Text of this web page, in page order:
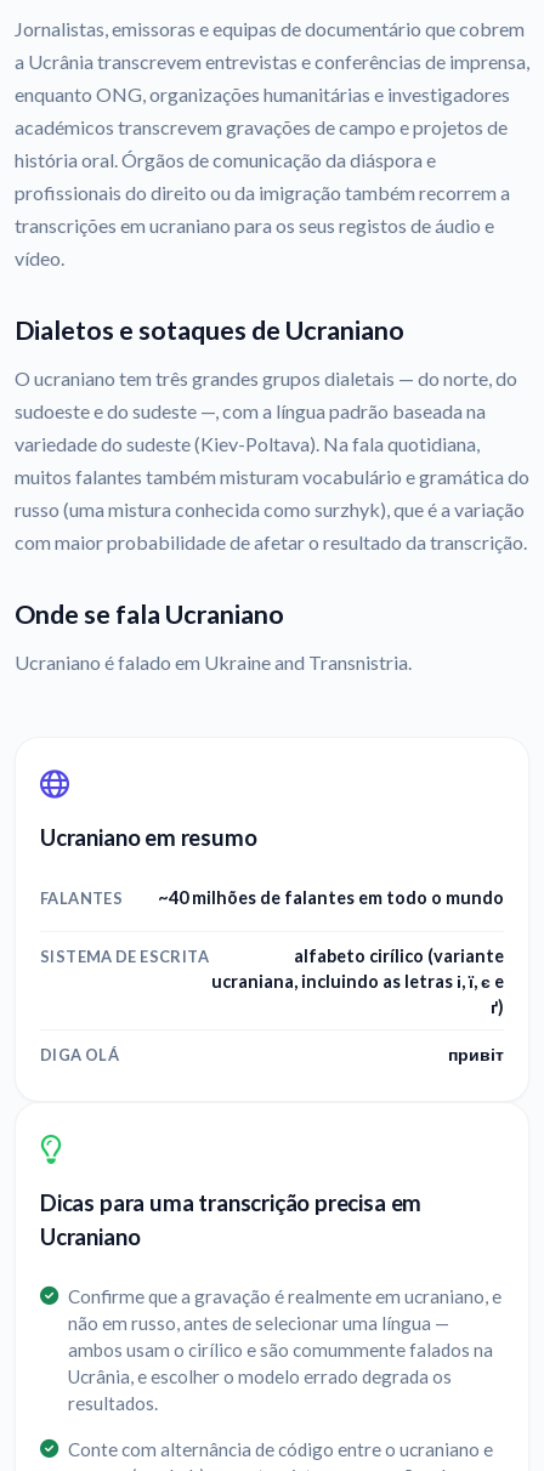
Jornalistas, emissoras e equipas de documentário que cobrem
a Ucrânia transcrevem entrevistas e conferências de imprensa,
enquanto ONG, organizações humanitárias e investigadores
académicos transcrevem gravações de campo e projetos de
história oral. Órgãos de comunicação da diáspora e
profissionais do direito ou da imigração também recorrem a
transcrições em ucraniano para os seus registos de áudio e
vídeo.
Dialetos e sotaques de Ucraniano
O ucraniano tem três grandes grupos dialetais — do norte, do
sudoeste e do sudeste —, com a língua padrão baseada na
variedade do sudeste (Kiev-Poltava). Na fala quotidiana,
muitos falantes também misturam vocabulário e gramática do
russo (uma mistura conhecida como surzhyk), que é a variação
com maior probabilidade de afetar o resultado da transcrição.
Onde se fala Ucraniano
Ucraniano é falado em Ukraine and Transnistria.
Ucraniano em resumo
FALANTES ~40 milhões de falantes em todo o mundo
SISTEMA DE ESCRITA
alfabeto cirílico (variante
ucraniana, incluindo as letras і, ї, є e
ґ)
DIGA OLÁ привіт
Dicas para uma transcrição precisa em
Ucraniano
Confirme que a gravação é realmente em ucraniano, e
não em russo, antes de selecionar uma língua —
ambos usam o cirílico e são comummente falados na
Ucrânia, e escolher o modelo errado degrada os
resultados.
Conte com alternância de código entre o ucraniano e